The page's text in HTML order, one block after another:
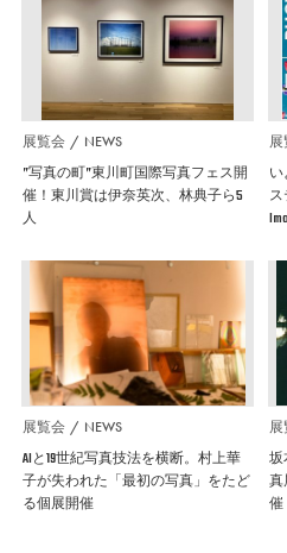
展覧会 NEWS
”写真の町”東川町国際写真フェス開
催！東川賞は伊奈英次、林典子ら5
人
ス
展覧会 NEWS
AIと19世紀写真技法を横断。村上華
子が失われた「最初の写真」をたど
る個展開催
真
催